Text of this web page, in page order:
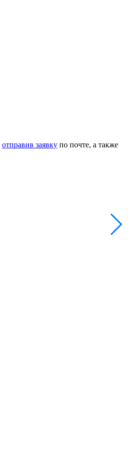
отправив заявку по почте, а также